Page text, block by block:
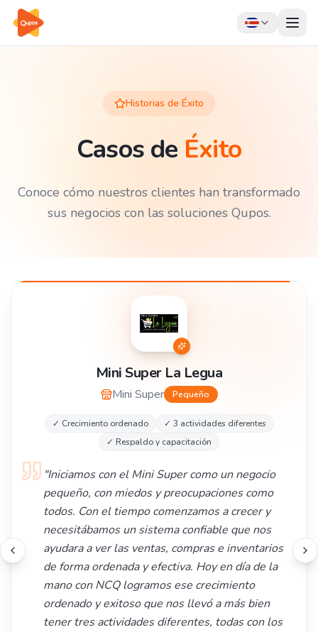
Historias de Éxito
Casos de Éxito
Conoce cómo nuestros clientes han transformado
sus negocios con las soluciones Qupos.
Mini Super La Legua
Mini Super Pequeño
✓ Crecimiento ordenado ✓ 3 actividades diferentes
✓ Respaldo y capacitación
"Iniciamos con el Mini Super como un negocio
pequeño, con miedos y preocupaciones como
todos. Con el tiempo comenzamos a crecer y
necesitábamos un sistema confiable que nos
ayudara a ver las ventas, compras e inventarios
de forma ordenada y efectiva. Hoy en día de la
mano con NCQ logramos ese crecimiento
ordenado y exitoso que nos llevó a más bien
tener tres actividades diferentes, todas con los